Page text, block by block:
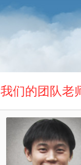
我们的团队老